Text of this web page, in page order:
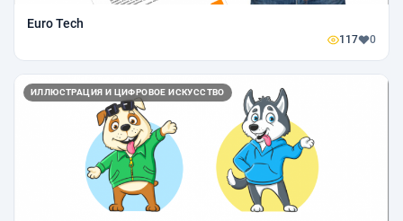
Euro Tech
117 0
ИЛЛЮСТРАЦИЯ И ЦИФРОВОЕ ИСКУССТВО